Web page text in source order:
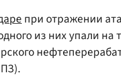
при отражении
из них упали